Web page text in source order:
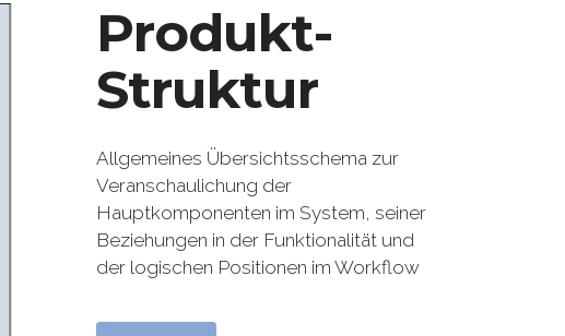
Produkt-
Struktur
Allgemeines Übersichtsschema zur
Veranschaulichung der
Hauptkomponenten im System, seiner
Beziehungen in der Funktionalität und
der logischen Positionen im Workflow